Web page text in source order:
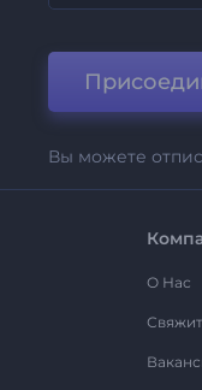
Вы можете
О Нас